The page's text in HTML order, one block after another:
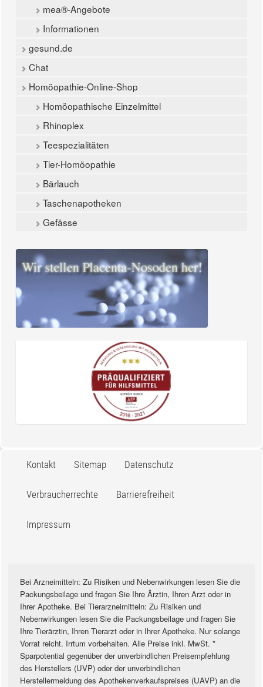
mea®-Angebote
Informationen
gesund.de
Chat
Homöopathie-Online-Shop
Homöopathische Einzelmittel
Rhinoplex
Teespezialitäten
Tier-Homöopathie
Bärlauch
Taschenapotheken
Gefässe
Kontakt Sitemap Datenschutz
Verbraucherrechte Barrierefreiheit
Impressum
Bei Arzneimitteln: Zu Risiken und Nebenwirkungen lesen Sie die
Packungsbeilage und fragen Sie Ihre Ärztin, Ihren Arzt oder in
Ihrer Apotheke. Bei Tierarzneimitteln: Zu Risiken und
Nebenwirkungen lesen Sie die Packungsbeilage und fragen Sie
Ihre Tierärztin, Ihren Tierarzt oder in Ihrer Apotheke. Nur solange
Vorrat reicht. Irrtum vorbehalten. Alle Preise inkl. MwSt. *
Sparpotential gegenüber der unverbindlichen Preisempfehlung
des Herstellers (UVP) oder der unverbindlichen
Herstellermeldung des Apothekenverkaufspreises (UAVP) an die